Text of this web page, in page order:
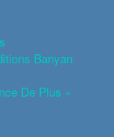
Banyan
De Plus »